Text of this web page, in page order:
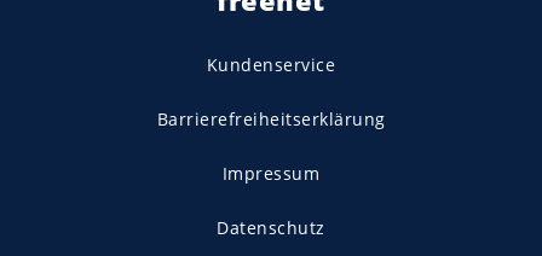
Kundenservice
Barrierefreiheitserklärung
Impressum
Datenschutz